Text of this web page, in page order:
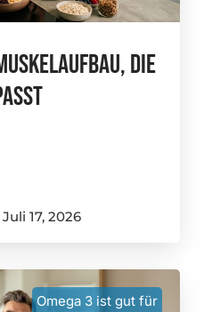
Die
Juli 17, 2026
Omega 3 ist gut für